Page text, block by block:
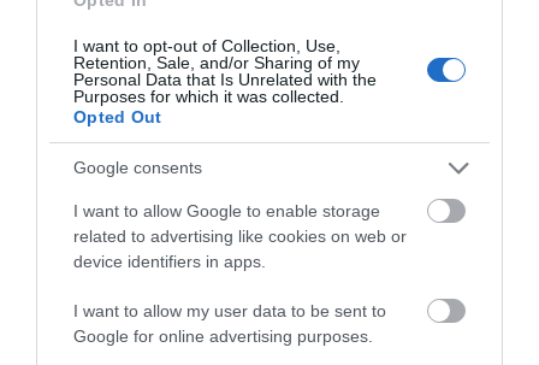
I want to opt-out of Collection, Use,
Retention, Sale, and/or Sharing of my
Personal Data that Is Unrelated with the
Purposes for which it was collected.
Opted Out
Google consents
I want to allow Google to enable storage
related to advertising like cookies on web or
device identifiers in apps.
I want to allow my user data to be sent to
Google for online advertising purposes.
εικόνες
07.08.2026 | 12:45
Πώς θα πληρωθούν όσοι
δουλέψουν στις 15 Αυγούστου
Τροχαίο με αυτοκίνητο μεγάλου
δήμου στην Εύβοια
Όλες οι τελευταίες ειδήσεις